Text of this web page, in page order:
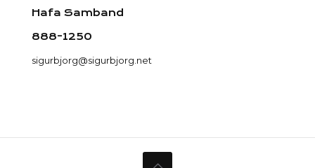
Hafa Samband
888-1250
sigurbjorg@sigurbjorg.net